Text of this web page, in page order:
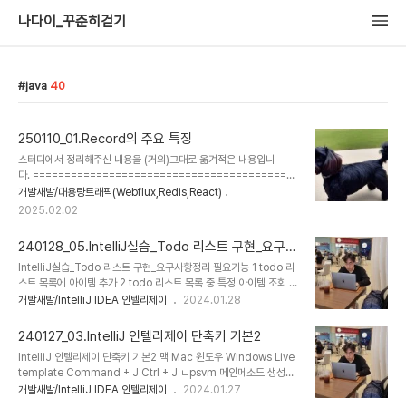
나다이_꾸준히걷기
java 40
250110_01.Record의 주요 특징
스터디에서 정리해주신 내용을 (거의)그대로 옮겨적은 내용입니
다. ==========================================
=============== Java17에서 도입된 'record'는 데이터 클
래스를 간결하고 효율적으로 정의하기 위한 새로운 기능불변성을 기
래스를 간단히 정의할 수 있음public record Person(String
name, int age) {} - 자동으로 생성자, getter, equals,
hashCode, toString 메서드 제공 2. 불변성(Immutability) - 모
든 필드는 final로 선언되어, 생성..
개발새발/대용량트래픽(Webflux,Redis,React)
2025.02.02
240128_05.IntelliJ실습_Todo 리스트 구현_요구사
항정리
IntelliJ실습_Todo 리스트 구현_요구사항정리 필요기능 1 todo 리
스트 목록에 아이템 추가 2 todo 리스트 목록 중 특정 아이템 조회 3
todo 리스트 전체 목록 조회 4 todo 리스트 목록 중 특정 아이템 수
록 삭제 API 스펙 문서 Method Endpoint 기능 Request
Response POST / todo 아이템 추가 { "title":"자료구조 공부하
기" } { "id":17, "title":"자료구조 공부하기", "order":0,
"completed":false, "url":"http://localhost:8080/17" }
GET / 전체 todo리스트 조회 - [ { "id":1, "ti..
개발새발/IntelliJ IDEA 인텔리제이 2024.01.28
240127_03.IntelliJ 인텔리제이 단축키 기본2
IntelliJ 인텔리제이 단축키 기본2 맥 Mac 윈도우 Windows Live
template Command + J Ctrl + J ㄴpsvm 메인메소드 생성
public static void main(...; ㄴsout 생성
개발새발/IntelliJ IDEA 인텔리제이 2024.01.27